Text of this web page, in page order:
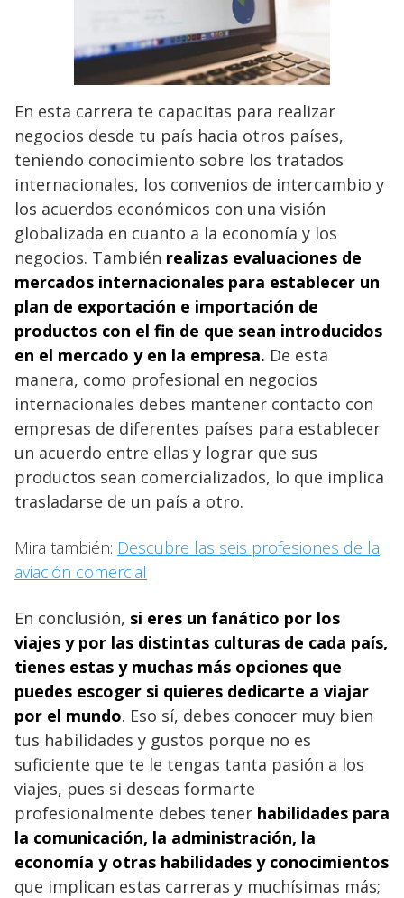
En esta carrera te capacitas para realizar
negocios desde tu país hacia otros países,
teniendo conocimiento sobre los tratados
internacionales, los convenios de intercambio y
los acuerdos económicos con una visión
globalizada en cuanto a la economía y los
negocios. También realizas evaluaciones de
mercados internacionales para establecer un
plan de exportación e importación de
productos con el fin de que sean introducidos
en el mercado y en la empresa. De esta
manera, como profesional en negocios
internacionales debes mantener contacto con
empresas de diferentes países para establecer
un acuerdo entre ellas y lograr que sus
productos sean comercializados, lo que implica
trasladarse de un país a otro.
Mira también: Descubre las seis profesiones de la
aviación comercial
En conclusión, si eres un fanático por los
viajes y por las distintas culturas de cada país,
tienes estas y muchas más opciones que
puedes escoger si quieres dedicarte a viajar
por el mundo. Eso sí, debes conocer muy bien
tus habilidades y gustos porque no es
suficiente que te le tengas tanta pasión a los
viajes, pues si deseas formarte
profesionalmente debes tener habilidades para
la comunicación, la administración, la
economía y otras habilidades y conocimientos
que implican estas carreras y muchísimas más;